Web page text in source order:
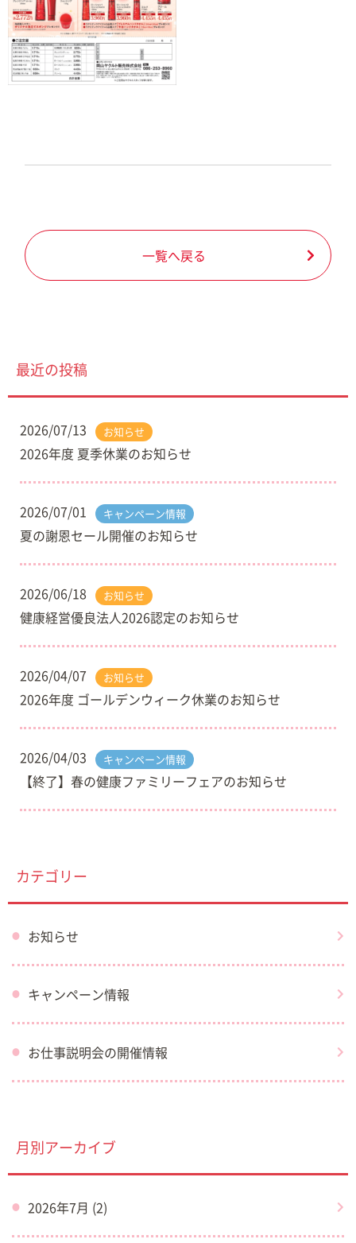
一覧へ戻る
最近の投稿
2026/07/13 お知らせ
2026年度 夏季休業のお知らせ
2026/07/01 キャンペーン情報
夏の謝恩セール開催のお知らせ
2026/06/18 お知らせ
健康経営優良法人2026認定のお知らせ
2026/04/07 お知らせ
2026年度 ゴールデンウィーク休業のお知らせ
2026/04/03 キャンペーン情報
【終了】春の健康ファミリーフェアのお知らせ
カテゴリー
お知らせ
キャンペーン情報
お仕事説明会の開催情報
月別アーカイブ
2026年7月 (2)